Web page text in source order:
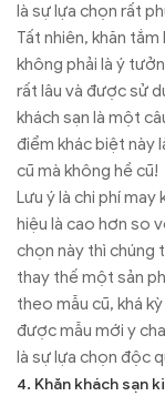
là sự lựa chọn rất
Tất nhiên, khăn
không phải là ý
rất lâu và được sử
khách sạn là một
điểm khác biệt này
cũ mà không hề cũ!
Lưu ý là chi phí
hiệu là cao hơn so
chọn này thì chúng
thay thế một sản
theo mẫu cũ, khá
được mẫu mới y
là sự lựa chọn độc
4. Khăn khách sạn